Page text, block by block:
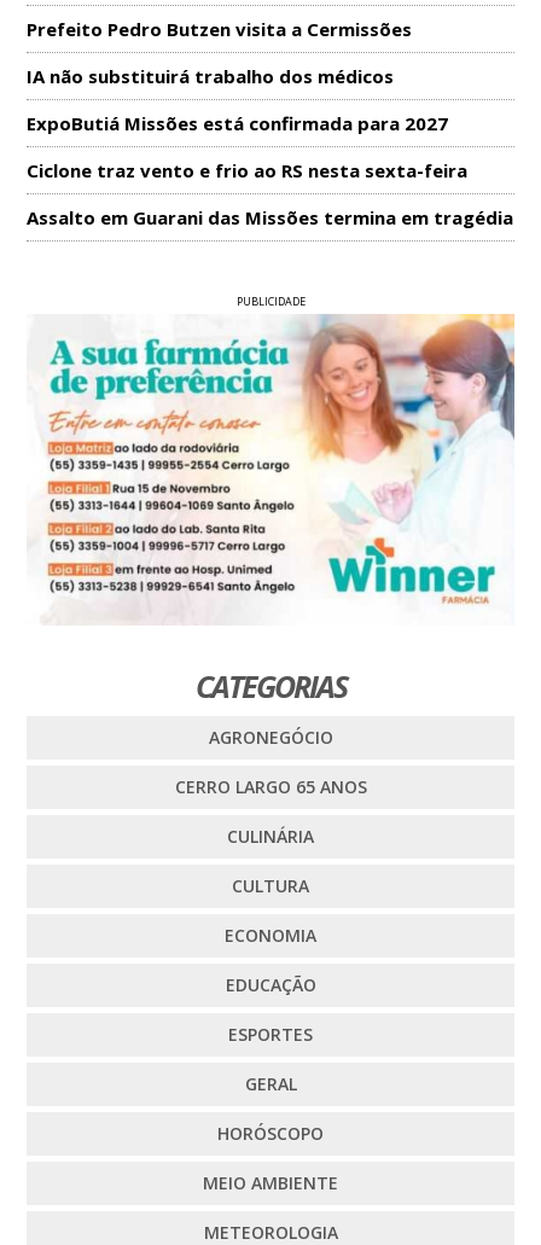
Prefeito Pedro Butzen visita a Cermissões
IA não substituirá trabalho dos médicos
ExpoButiá Missões está confirmada para 2027
Ciclone traz vento e frio ao RS nesta sexta-feira
Assalto em Guarani das Missões termina em tragédia
PUBLICIDADE
CATEGORIAS
AGRONEGÓCIO
CERRO LARGO 65 ANOS
CULINÁRIA
CULTURA
ECONOMIA
EDUCAÇÃO
ESPORTES
GERAL
HORÓSCOPO
MEIO AMBIENTE
METEOROLOGIA